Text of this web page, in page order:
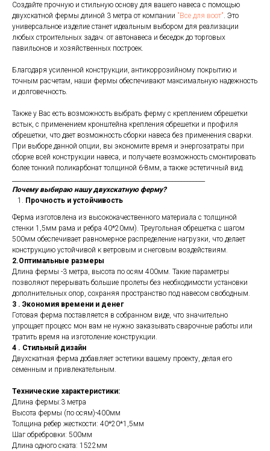
Создайте прочную и стильную основу для вашего навеса с помощью
двухскатной фермы длиной 3 метра от компании "Все для воот". Это
универсальное изделие станет идеальным выбором для реализации
любых строительных задач: от автонавеса и беседок до торговых
павильонов и хозяйственных построек.
Благодаря усиленной конструкции, антикоррозийному покрытию и
точным расчетам, наши фермы обеспечивают максимальную надежность
и долговечность.
Также у Вас есть возможность выбрать ферму с креплением обрешетки
встык, с применением кронштейна крепления обрешетки и профиля
обрешетки, что дает возможность сборки навеса без применения сварки.
При выборе данной опции, вы экономите время и энергозатраты при
сборке всей конструкции навеса, и получаете возможность смонтировать
более тонкий поликарбонат толщиной 6-8мм, а также эстетичный вид.
Почему выбираю нашу двухскатную ферму?
Прочность и устойчивость
Ферма изготовлена из высококачественного материала с толщиной
стенки 1,5мм рама и ребра 40*20мм). Треугольная обрешетка с шагом
500мм обеспечивает равномерное распределение нагрузки, что делает
конструкцию устойчивой к ветровым и снеговым воздействиям.
2.Оптимальные размеры
Длина фермы -3 метра, высота по осям 400мм. Такие параметры
позволяют перерывать большие пролеты без необходимости установки
дополнительных опор, сохраняя пространство под навесом свободным.
3 . Экономия времени и денег
Готовая ферма поставляется в собранном виде, что значительно
упрощает процесс мон вам не нужно заказывать сварочные работы или
тратить время на изготоление конструкции.
4 . Стильный дизайн
Двухскатная ферма добавляет эстетики вашему проекту, делая его
семенным и привлекательным.
Технические характеристики:
Длина фермы:3 метра
Высота фермы (по осям)-400мм
Толщина ребер жесткости: 40*20*1,5мм
Шаг обребровки: 500мм
Длина одного ската: 1522мм